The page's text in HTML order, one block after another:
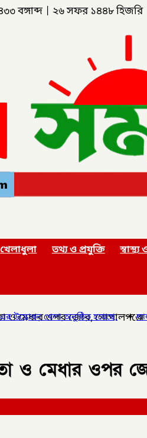
বঙ্গাব্দ ২৬ সফর ১৪৪৮ হিজরি
খেলাধুলা তথ্য ও প্রযুক্তি
✦লালমনিরহাটের আদিতমারী থানা
ও মেধার ওপর জোর, গোপালগঞ্জে
ও মেধার ওপর